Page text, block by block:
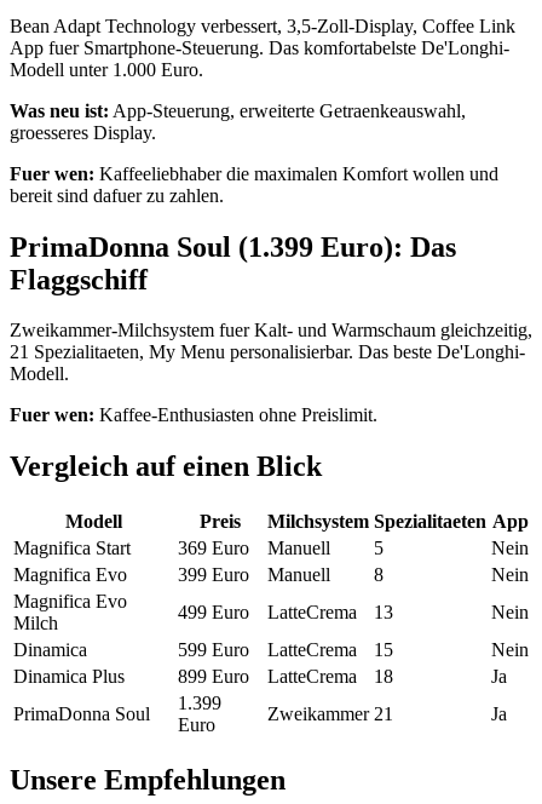
Bean Adapt Technology verbessert, 3,5-Zoll-Display, Coffee Link
App fuer Smartphone-Steuerung. Das komfortabelste De'Longhi-
Modell unter 1.000 Euro.
Was neu ist: App-Steuerung, erweiterte Getraenkeauswahl,
groesseres Display.
Fuer wen: Kaffeeliebhaber die maximalen Komfort wollen und
bereit sind dafuer zu zahlen.
PrimaDonna Soul (1.399 Euro): Das
Flaggschiff
Zweikammer-Milchsystem fuer Kalt- und Warmschaum gleichzeitig,
21 Spezialitaeten, My Menu personalisierbar. Das beste De'Longhi-
Modell.
Fuer wen: Kaffee-Enthusiasten ohne Preislimit.
Vergleich auf einen Blick
Modell Preis Milchsystem Spezialitaeten App
Magnifica Start
369 Euro Manuell 5
Nein
Magnifica Evo
399 Euro Manuell 8
Nein
Magnifica Evo
Milch
499 Euro LatteCrema 13
Nein
Dinamica
599 Euro LatteCrema 15
Nein
Dinamica Plus
899 Euro LatteCrema 18
Ja
PrimaDonna Soul
1.399
Euro
Zweikammer 21 Ja
Unsere Empfehlungen